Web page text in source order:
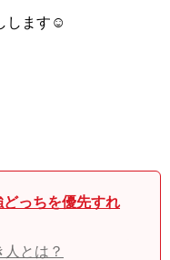
します☺
っちを優先すれ
とは？